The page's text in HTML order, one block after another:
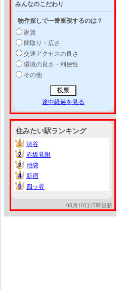
みんなのこだわり
物件探しで一番重視するのは？
家賃
間取り・広さ
交通アクセスの良さ
環境の良さ・利便性
その他
途中経過を見る
住みたい駅ランキング
1
1
渋谷
2
2
赤坂見附
2
2
池袋
4
4
新宿
5
5 四ッ谷
08月10日15時更新